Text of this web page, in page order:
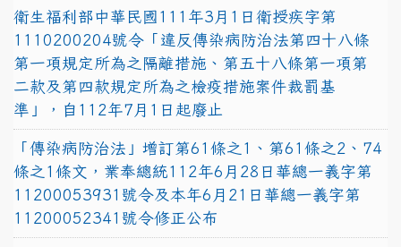
衛生福利部中華民國111年3月1日衛授疾字第
1110200204號令「違反傳染病防治法第四十八條
第一項規定所為之隔離措施、第五十八條第一項第
二款及第四款規定所為之檢疫措施案件裁罰基
準」，自112年7月1日起廢止
「傳染病防治法」增訂第61條之1、第61條之2、74
條之1條文，業奉總統112年6月28日華總一義字第
11200053931號令及本年6月21日華總一義字第
11200052341號令修正公布